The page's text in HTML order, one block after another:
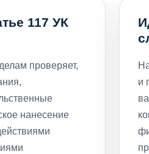
117 УК
проверяет,
нанесение
и